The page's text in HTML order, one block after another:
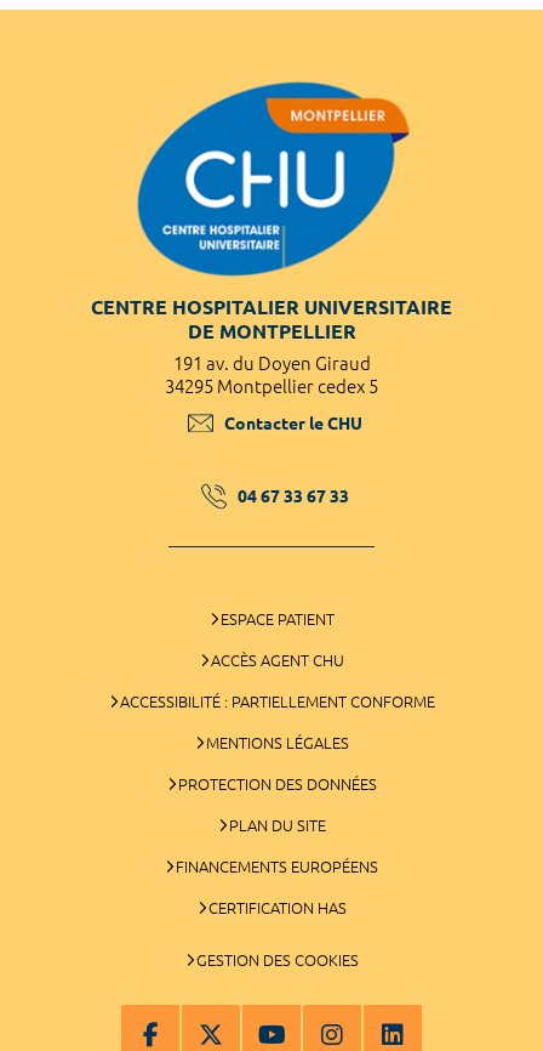
CENTRE HOSPITALIER UNIVERSITAIRE
DE MONTPELLIER
191 av. du Doyen Giraud
34295 Montpellier cedex 5
Contacter le CHU
04 67 33 67 33
ESPACE PATIENT
ACCÈS AGENT CHU
ACCESSIBILITÉ : PARTIELLEMENT CONFORME
MENTIONS LÉGALES
PROTECTION DES DONNÉES
PLAN DU SITE
FINANCEMENTS EUROPÉENS
CERTIFICATION HAS
GESTION DES COOKIES